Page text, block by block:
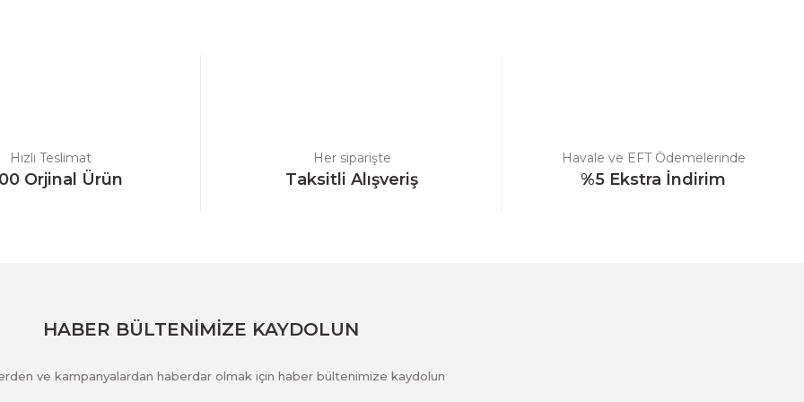
Hızlı Teslimat
Orjinal Ürün
Her siparişte
Taksitli Alışveriş
Havale ve EFT Ödemelerinde
%5 Ekstra İndirim
HABER BÜLTENİMİZE KAYDOLUN
ve kampanyalardan haberdar olmak için haber bültenimize kaydolun